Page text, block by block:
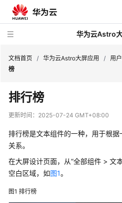
华为云Astro
最
新
动
产
介
绍
文档首页 / 华为云Astro大屏应用 / 用
榜
排行榜
更新时间： 2025-07-24 GMT+08:00
排行榜是文本组件的一种，用于根
关系。
在大屏设计页面，从“全部组件 > 文
空白区域，如图1。
图1 排行榜